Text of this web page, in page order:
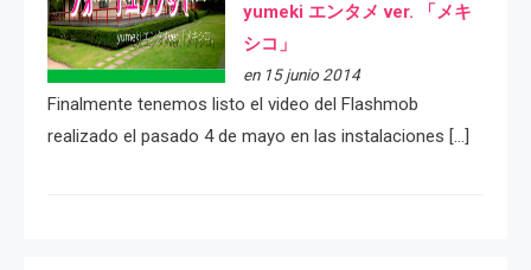
yumeki エンタメ ver. 「メキ
シコ」
en 15 junio 2014
Finalmente tenemos listo el video del Flashmob
realizado el pasado 4 de mayo en las instalaciones […]